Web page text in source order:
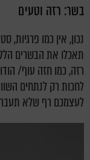
בשר: רזה וטעים
נכון, אין כמו
תאכלו את הבשרים
רזה, כמו חזה עוף/
לחכות רק לנתחים
לעצמכם רף שלא